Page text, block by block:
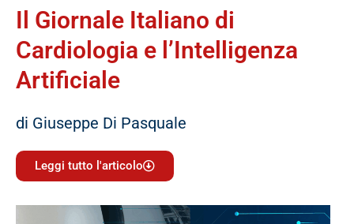
Il Giornale Italiano di
Cardiologia e l’Intelligenza
Artificiale
di Giuseppe Di Pasquale
Leggi tutto l'articolo